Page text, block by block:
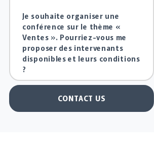
CONTACT US